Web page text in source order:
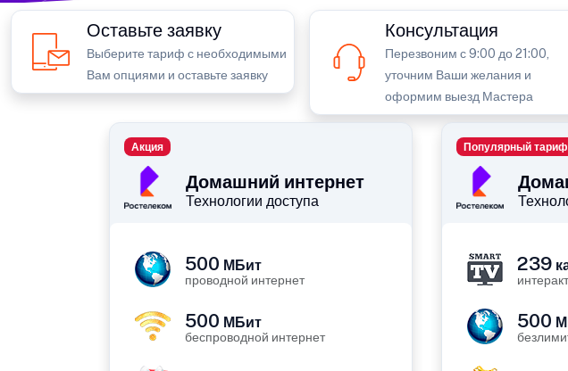
Оставьте заявку
Выберите тариф с необходимыми
Вам опциями и оставьте заявку
Консультация
Перезвоним с 9:00 до 21:00,
уточним Ваши желания и
оформим выезд Мастера
Домашний интернет
Технологии доступа
Акция
500 МБит
проводной интернет
500 МБит
беспроводной интернет
Популярный тариф
239
500